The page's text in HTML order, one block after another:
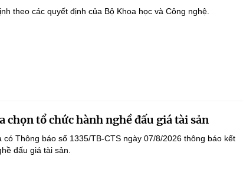
theo các quyết định của Bộ Khoa học và Công nghệ.
chọn tổ chức hành nghề đấu giá tài sản
Thông báo số 1335/TB-CTS ngày 07/8/2026 thông báo kết
đấu giá tài sản.